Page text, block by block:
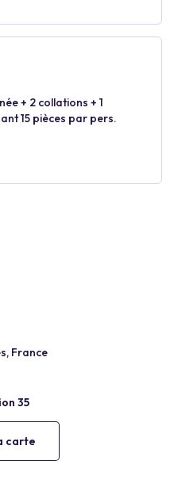
+ 2 collations + 1
15 pièces par pers.
France
carte